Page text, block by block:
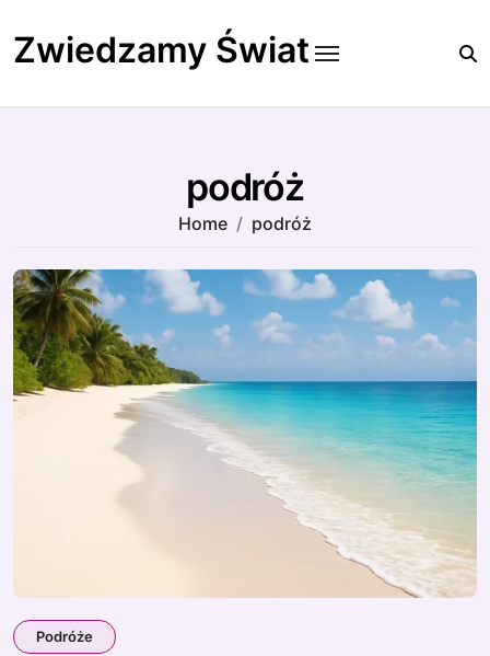
to
content
Zwiedzamy Świat
podróż
Home podróż
Podróże